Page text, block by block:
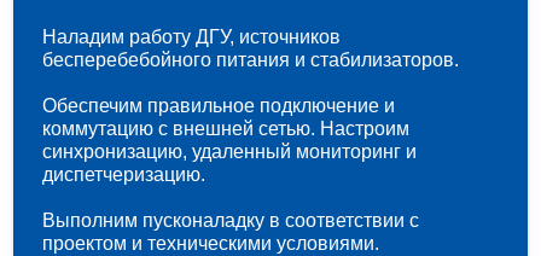
Наладим работу ДГУ, источников
бесперебебойного питания и стабилизаторов.
Обеспечим правильное подключение и
коммутацию с внешней сетью. Настроим
синхронизацию, удаленный мониторинг и
диспетчеризацию.
Выполним пусконаладку в соответствии с
проектом и техническими условиями.